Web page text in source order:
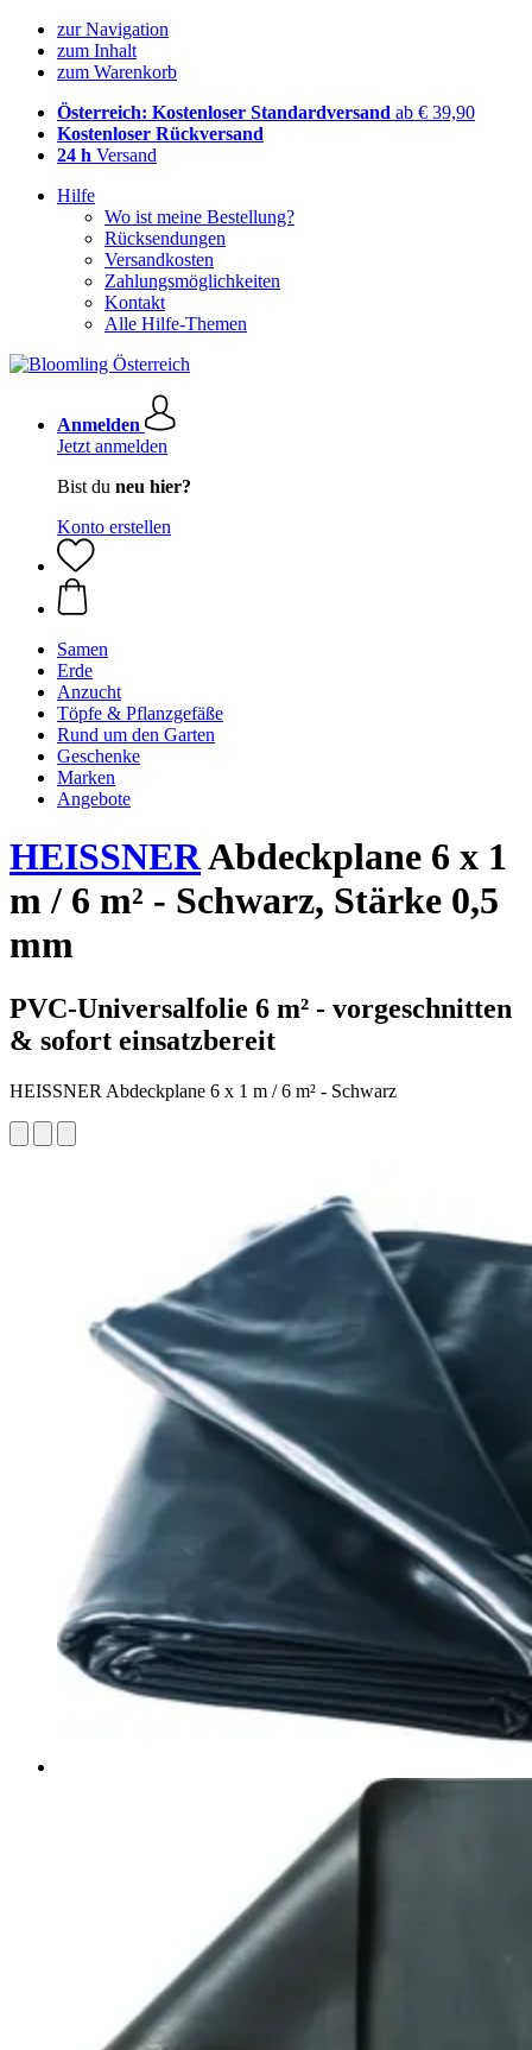
zur Navigation
zum Inhalt
zum Warenkorb
Österreich: Kostenloser Standardversand ab € 39,90
Kostenloser Rückversand
24 h Versand
Hilfe
Wo ist meine Bestellung?
Rücksendungen
Versandkosten
Zahlungsmöglichkeiten
Kontakt
Alle Hilfe-Themen
Anmelden
Jetzt anmelden
Bist du neu hier?
Konto erstellen
Samen
Erde
Anzucht
Töpfe & Pflanzgefäße
Rund um den Garten
Geschenke
Marken
Angebote
HEISSNERAbdeckplane 6 x 1
m / 6 m² - Schwarz, Stärke 0,5
mm
PVC-Universalfolie 6 m² - vorgeschnitten
& sofort einsatzbereit
HEISSNER Abdeckplane 6 x 1 m / 6 m² - Schwarz